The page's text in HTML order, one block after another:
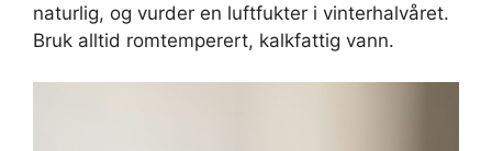
naturlig, og vurder en luftfukter i vinterhalvåret.
Bruk alltid romtemperert, kalkfattig vann.